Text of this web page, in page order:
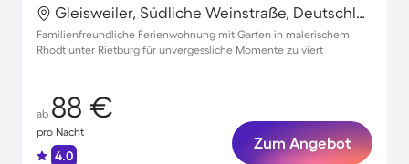
Gleisweiler, Südliche Weinstraße, Deutschland
Familienfreundliche Ferienwohnung mit Garten in malerischem
Rhodt unter Rietburg für unvergessliche Momente zu viert
ab 88 €
pro Nacht
4.0
Zum Angebot